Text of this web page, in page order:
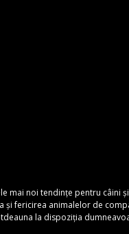
mai noi tendințe pentru câini
și fericirea animalelor de
la dispoziția